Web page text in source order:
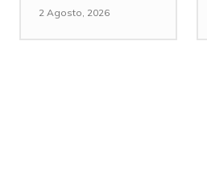
2 Agosto, 2026